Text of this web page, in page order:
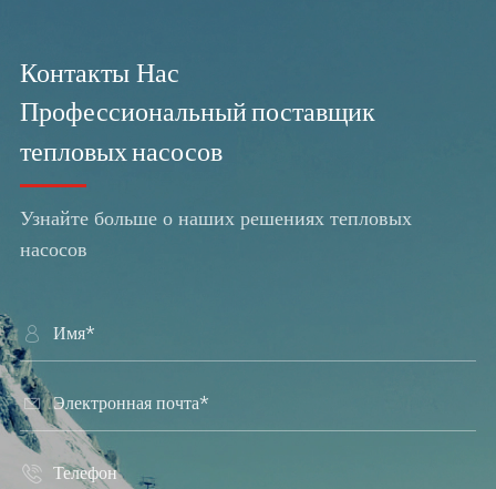
Контакты Нас
Профессиональный поставщик
тепловых насосов
Узнайте больше о наших решениях тепловых
насосов


